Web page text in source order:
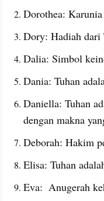
Dorothea:
Dory: Hadiah dari
Dalia: Simbol
Dania: Tuhan
Daniella: Tuhan
dengan makna
Deborah: Hakim
Elisa: Tuhan
Eva:  Anugerah